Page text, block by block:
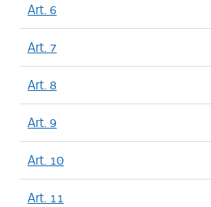
Art. 6
Art. 7
Art. 8
Art. 9
Art. 10
Art. 11